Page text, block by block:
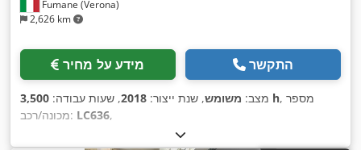
Fumane (Verona)
2,626 km
מידע על מחיר התקשר
מצב: משומש, שנת ייצור: 2018, שעות עבודה: 3,500 h, מספר
מכונה/רכב: LC636,